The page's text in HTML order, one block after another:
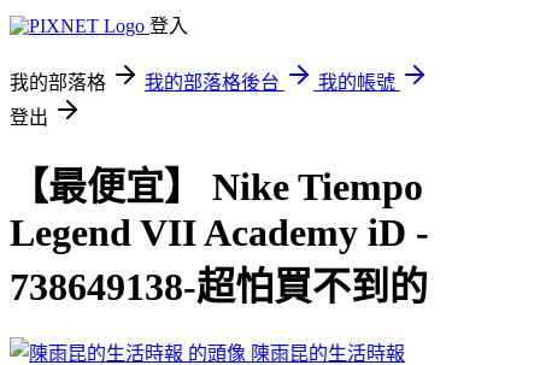
登入
我的部落格 我的部落格後台
我的帳號
登出
【最便宜】 Nike Tiempo
Legend VII Academy iD -
738649138-超怕買不到的
陳雨昆的生活時報